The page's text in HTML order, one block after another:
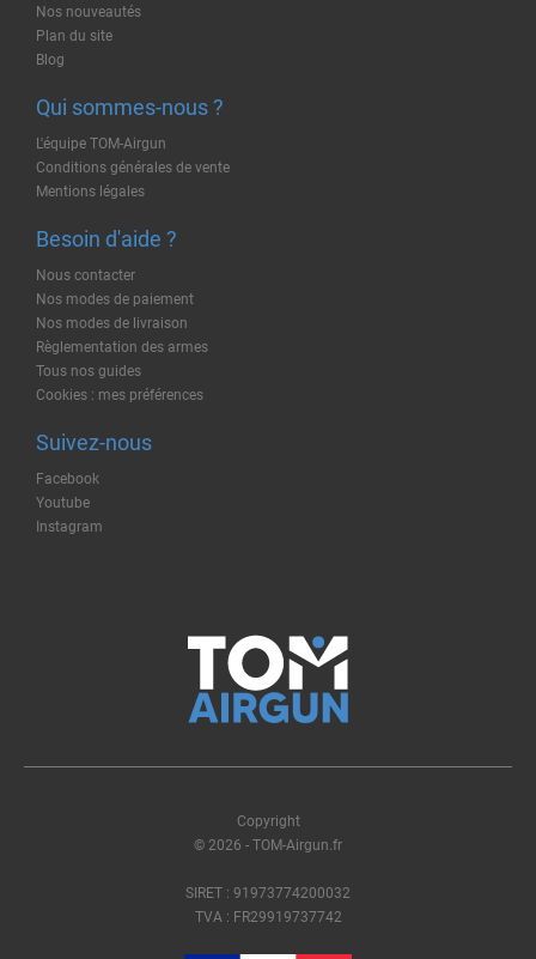
Nos nouveautés
Plan du site
Blog
Qui sommes-nous ?
L'équipe TOM-Airgun
Conditions générales de vente
Mentions légales
Besoin d'aide ?
Nous contacter
Nos modes de paiement
Nos modes de livraison
Règlementation des armes
Tous nos guides
Cookies : mes préférences
Suivez-nous
Facebook
Youtube
Instagram
Copyright
© 2026 - TOM-Airgun.fr
SIRET : 91973774200032
TVA : FR29919737742